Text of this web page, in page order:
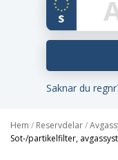
Saknar du
Hem / Reservdelar/
Sot-/partikelfilter,